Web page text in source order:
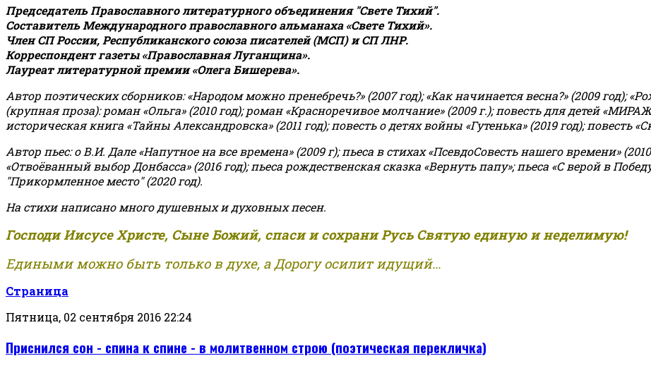
Председатель Православного литературного объединения "Свете Тихий".
Составитель Международного православного альманаха «Свете Тихий».
Член СП России, Республиканского союза писателей (МСП) и СП ЛНР.
Корреспондент газеты «Православная Луганщина».
Лауреат литературной премии «Олега Бишерева».
Автор поэтических сборников: «Народом можно пренебречь?» (2007 год); «Как начинается весна?» (2009 год);
(крупная проза): роман «Ольга» (2010 год); роман «Красноречивое молчание» (2009 г.); повесть для детей
историческая книга «Тайны Александровска» (2011 год); повесть о детях войны «Гутенька» (2019 год); повесть
Автор пьес: о В.И. Дале «Напутное на все времена» (2009 г); пьеса в стихах «ПсевдоСовесть нашего времени»
«Отвоёванный выбор Донбасса» (2016 год); пьеса рождественская сказка «Вернуть папу»; пьеса «С верой в
"Прикормленное место" (2020 год).
На стихи написано много душевных и духовных песен.
Господи Иисусе Христе, Сыне Божий, спаси и сохрани Русь Святую единую и неделимую!
Едиными можно быть только в духе, а Дорогу осилит идущий...
Страница
Пятница, 02 сентября 2016 22:24
Приснился сон - спина к спине - в молитвенном строю (поэтическая перекличка)